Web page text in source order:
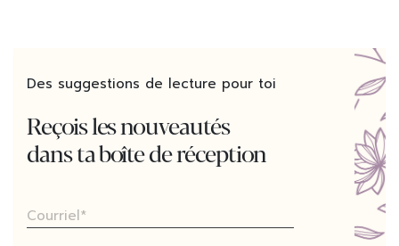
Des suggestions de lecture pour toi
Reçois les nouveautés
dansta boîte de réception